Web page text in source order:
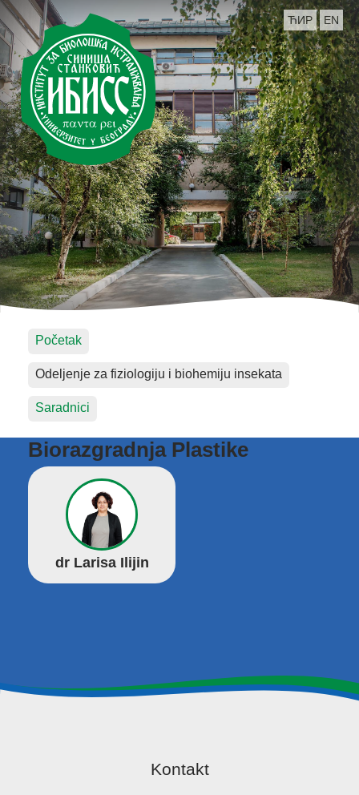
ЋИР EN
Početak
Odeljenje za fiziologiju i biohemiju insekata
Saradnici
Biorazgradnja Plastike
dr Larisa Ilijin
Kontakt